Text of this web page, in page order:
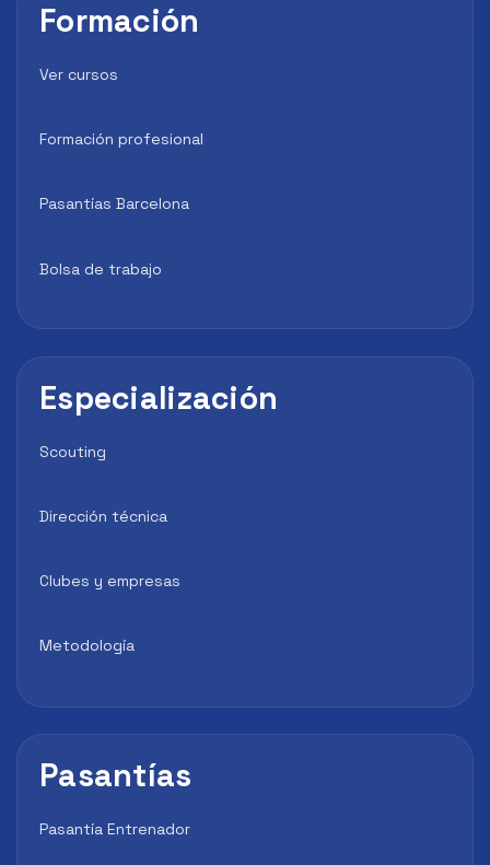
Formación
Ver cursos
Formación profesional
Pasantías Barcelona
Bolsa de trabajo
Especialización
Scouting
Dirección técnica
Clubes y empresas
Metodología
Pasantías
Pasantía Entrenador